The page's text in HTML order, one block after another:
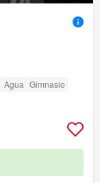
Agua Gimnasio